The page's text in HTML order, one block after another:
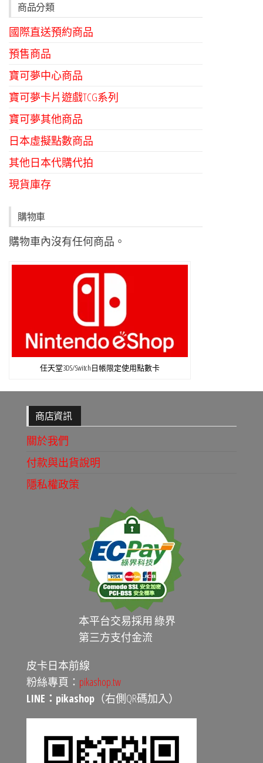
商品分類
國際直送預約商品
預售商品
寶可夢中心商品
寶可夢卡片遊戲TCG系列
寶可夢其他商品
日本虛擬點數商品
其他日本代購代拍
現貨庫存
購物車
購物車內沒有任何商品。
任天堂3DS/Switch日帳限定使用點數卡
商店資訊
關於我們
付款與出貨說明
隱私權政策
本平台交易採用 綠界
第三方支付金流
皮卡日本前線
粉絲專頁： pikashop.tw
LINE：pikashop （右側QR碼加入）